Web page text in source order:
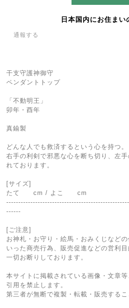
日本国内にお住まい
通報する
干支守護神御守
ペンダントトップ
「不動明王」
卯年・酉年
真鍮製
どんな人でも救済するという心を持つ。
右手の利剣で邪悪な心を断ち切り、左
れております。
[サイズ]
たて cm / よこ cm
------
[ご注意]
お神札・お守り・絵馬・おみくじなど
いった商売行為、販売促進などの営利
一切お断りしております。
本サイトに掲載されている画像・文章
引用を禁止します。
第三者が無断で複製・転載・販売するこ